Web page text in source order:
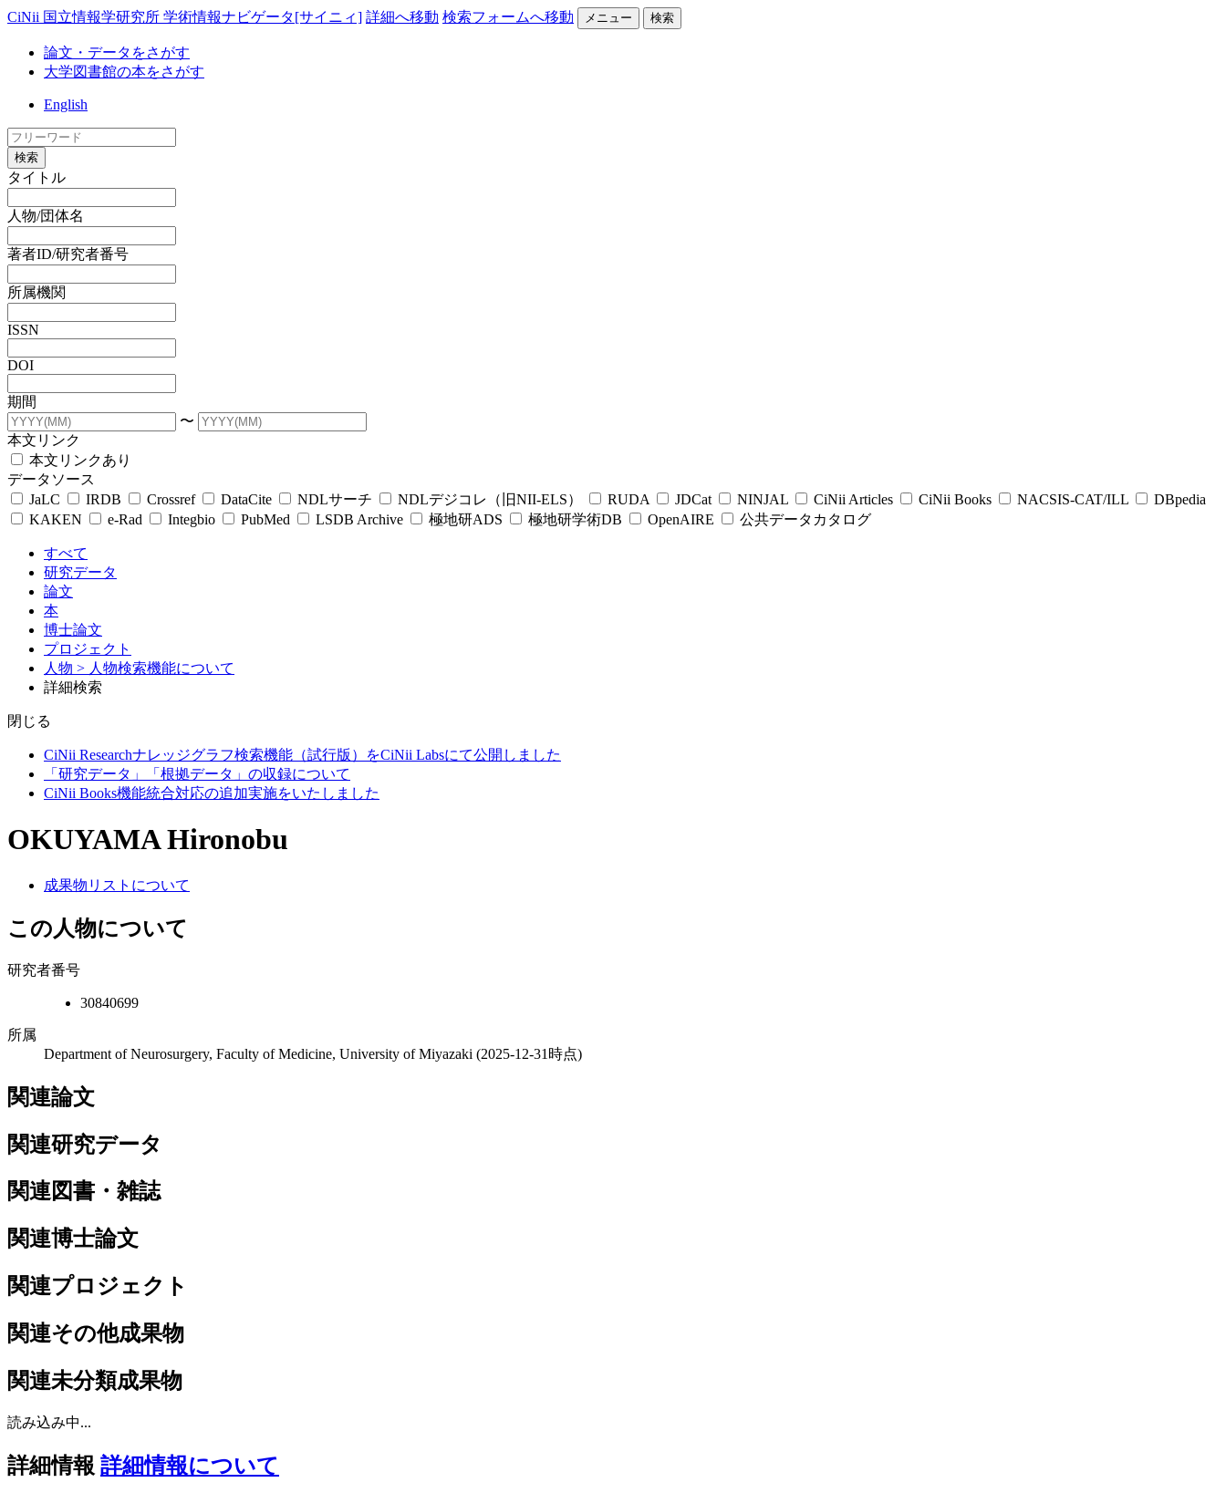
CiNii 国立情報学研究所 学術情報ナビゲータ[サイニィ] 詳細へ移動 検索フォームへ移動 メニュー 検索
論文・データをさがす
大学図書館の本をさがす
English
検索
タイトル
人物/団体名
著者ID/研究者番号
所属機関
ISSN
DOI
期間
〜
本文リンク
本文リンクあり
データソース
JaLC
IRDB Crossref DataCite NDLサーチ NDLデジコレ（旧NII-ELS） RUDA JDCat NINJAL CiNii Articles CiNii Books NACSIS-CAT/ILL
DBpedia
KAKEN
e-Rad Integbio PubMed LSDB Archive 極地研ADS 極地研学術DB OpenAIRE 公共データカタログ
すべて
研究データ
論文
本
博士論文
プロジェクト
人物 > 人物検索機能について
詳細検索
閉じる
CiNii Researchナレッジグラフ検索機能（試行版）をCiNii Labsにて公開しました
「研究データ」「根拠データ」の収録について
CiNii Books機能統合対応の追加実施をいたしました
OKUYAMA Hironobu
成果物リストについて
この人物について
研究者番号
30840699
所属
Department of Neurosurgery, Faculty of Medicine, University of Miyazaki (2025-12-31時点)
関連論文
関連研究データ
関連図書・雑誌
関連博士論文
関連プロジェクト
関連その他成果物
関連未分類成果物
読み込み中...
詳細情報 詳細情報について